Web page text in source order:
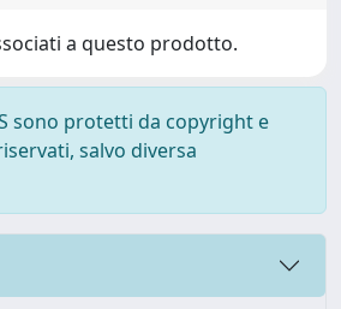
a questo prodotto.
sono protetti da copyright e
salvo diversa